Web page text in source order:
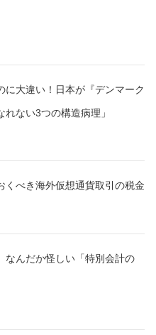
に大違い！日本が『デンマーク
ない3つの構造病理」
くべき海外仮想通貨取引の税金
なんだか怪しい「特別会計の